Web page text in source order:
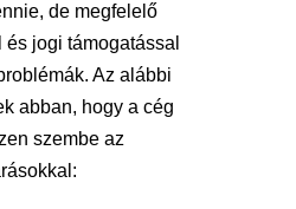
de megfelelő
jogi támogatással
Az alábbi
abban, hogy a cég
szembe az